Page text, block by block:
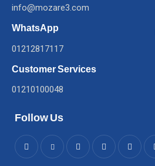
info@mozare3.com
WhatsApp
01212817117
Customer Services
01210100048
Follow Us